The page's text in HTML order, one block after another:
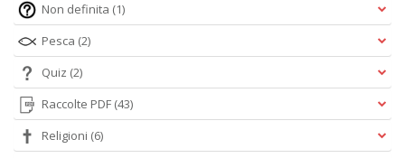
Non definita (1)
Pesca (2)
Quiz (2)
Raccolte PDF (43)
Religioni (6)